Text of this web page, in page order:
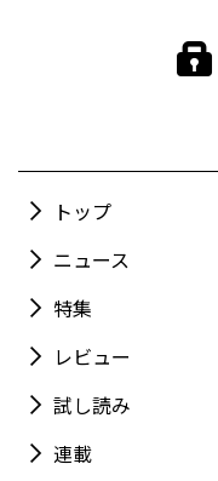
トップ
ニュース
特集
レビュー
試し読み
連載